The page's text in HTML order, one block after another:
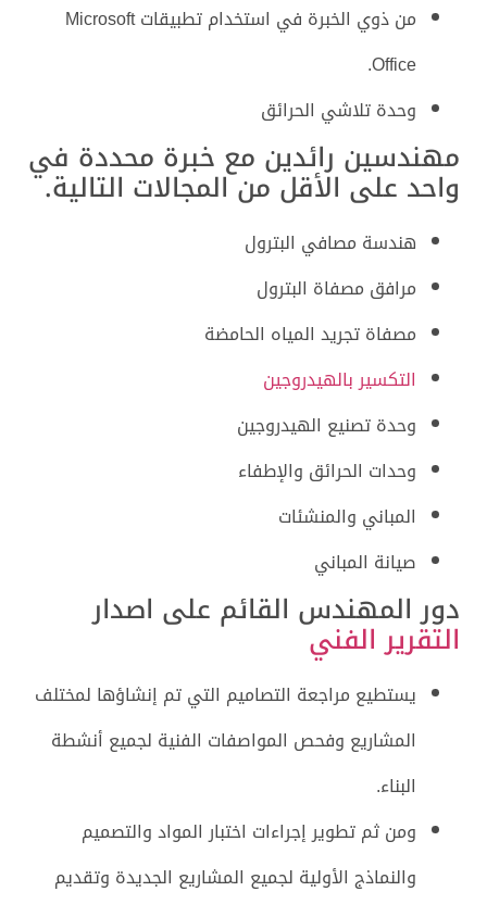
من ذوي الخبرة في استخدام تطبيقات Microsoft
Office.
وحدة تلاشي الحرائق
مهندسين رائدين مع خبرة محددة في
واحد على الأقل من المجالات التالية.
هندسة مصافي البترول
مرافق مصفاة البترول
مصفاة تجريد المياه الحامضة
التكسير بالهيدروجين
وحدة تصنيع الهيدروجين
وحدات الحرائق والإطفاء
المباني والمنشئات
صيانة المباني
دور المهندس القائم على اصدار
التقرير الفني
يستطيع مراجعة التصاميم التي تم إنشاؤها لمختلف
المشاريع وفحص المواصفات الفنية لجميع أنشطة
البناء.
ومن ثم تطوير إجراءات اختبار المواد والتصميم
والنماذج الأولية لجميع المشاريع الجديدة وتقديم